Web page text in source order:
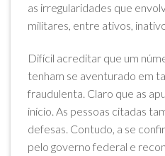
as irregularidades que
militares, entre ativos,
Difícil acreditar que um
tenham se aventurado em
fraudulenta. Claro que as
início. As pessoas citadas
defesas. Contudo, a se
pelo governo federal e